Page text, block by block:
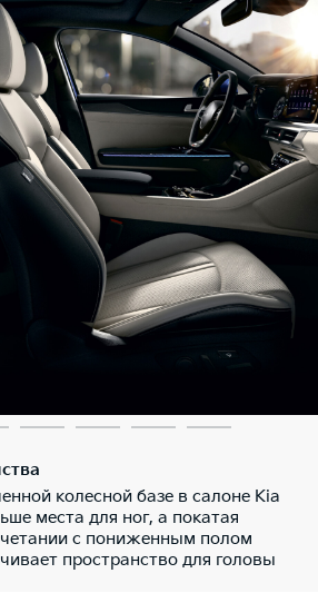
колесной базе в салоне Kia
места для ног, а покатая
с пониженным полом
пространство для головы